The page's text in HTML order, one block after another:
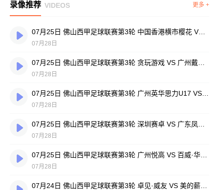
录像推荐 VIDEOS 更多 +
07月25日 佛山西甲足球联赛第3轮 中国香港横市樱花 VS 吉图省实青年 全场录像
07月28日
07月28日
07月28日
07月28日
07月28日